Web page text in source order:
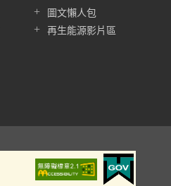
+ 圖文懶人包
+ 再生能源影片區